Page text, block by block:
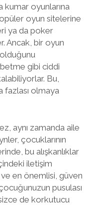
kumar oyunlarına
oyun sitelerine
ya da poker
Ancak, bir oyun
gibi ciddi
Bu,
olmaya
aynı zamanda aile
çocuklarının
bu alışkanlıklar
iletişim
en önemlisi, güven
pusulası
de korkutucu